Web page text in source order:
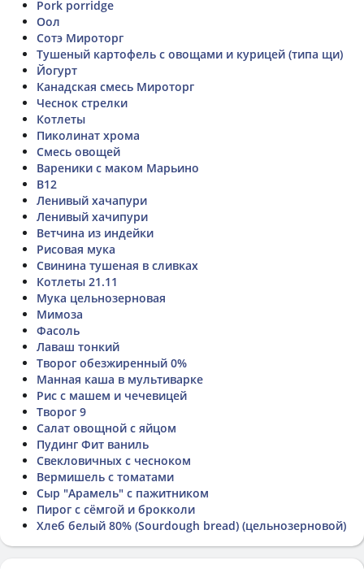
Pork porridge
Оол
Сотэ Мироторг
Тушеный картофель с овощами и курицей (типа щи)
Йогурт
Канадская смесь Мироторг
Чеснок стрелки
Котлеты
Пиколинат хрома
Смесь овощей
Вареники с маком Марьино
В12
Ленивый хачапури
Ленивый хачипури
Ветчина из индейки
Рисовая мука
Свинина тушеная в сливках
Котлеты 21.11
Мука цельнозерновая
Мимоза
Фасоль
Лаваш тонкий
Творог обезжиренный 0%
Манная каша в мультиварке
Рис с машем и чечевицей
Творог 9
Салат овощной с яйцом
Пудинг Фит ваниль
Свекловичных с чесноком
Вермишель с томатами
Сыр "Арамель" с пажитником
Пирог с сёмгой и брокколи
Хлеб белый 80% (Sourdough bread) (цельнозерновой)